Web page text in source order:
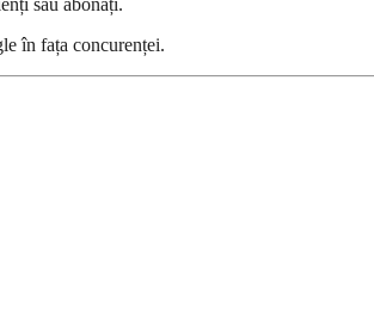
sau abonați.
în fața concurenței.